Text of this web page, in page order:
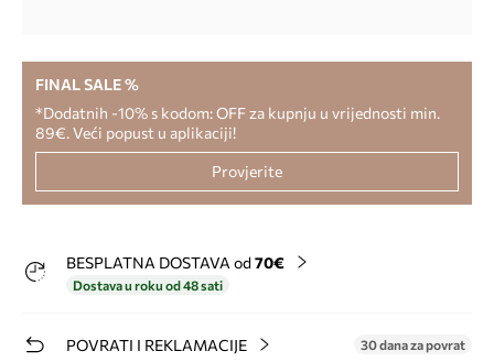
FINAL SALE %
*Dodatnih -10% s kodom: OFF za kupnju u vrijednosti min.
89€. Veći popust u aplikaciji!
Provjerite
BESPLATNA DOSTAVA od 70€
Dostava u roku od 48 sati
POVRATI I REKLAMACIJE 30 dana za povrat